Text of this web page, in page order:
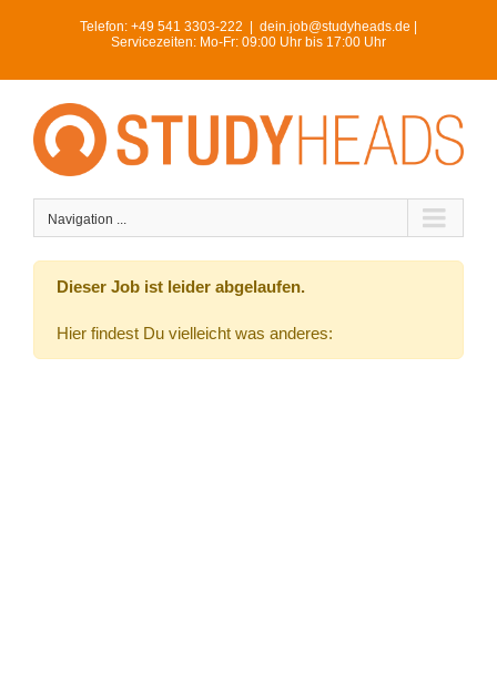
Telefon: +49 541 3303-222
dein.job@studyheads.de |
Servicezeiten: Mo-Fr: 09:00 Uhr bis 17:00 Uhr
Navigation ...
Dieser Job ist leider abgelaufen.
Hier findest Du vielleicht was anderes: